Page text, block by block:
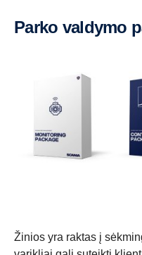
Parko valdymo
Žinios yra raktas į